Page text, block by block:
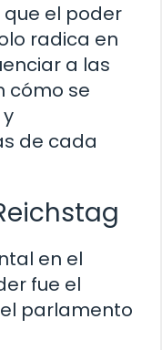
el poder
radica en
a las
cómo se
de cada
en el
fue el
parlamento